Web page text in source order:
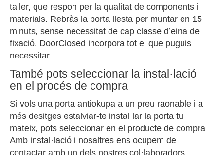
taller, que respon per la qualitat de components i
materials. Rebràs la porta llesta per muntar en 15
minuts, sense necessitat de cap classe d’eina de
fixació. DoorClosed incorpora tot el que puguis
necessitar.
També pots seleccionar la instal·lació
en el procés de compra
Si vols una porta antiokupa a un preu raonable i a
més desitges estalviar-te instal·lar la porta tu
mateix, pots seleccionar en el producte de compra
Amb instal·lació i nosaltres ens ocupem de
contactar amb un dels nostres col·laboradors.